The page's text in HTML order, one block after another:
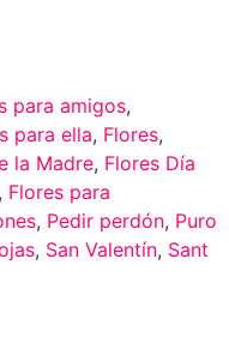
para amigos,
para ella, Flores,
la Madre, Flores Día
, Flores para
, Pedir perdón, Puro
, San Valentín, Sant